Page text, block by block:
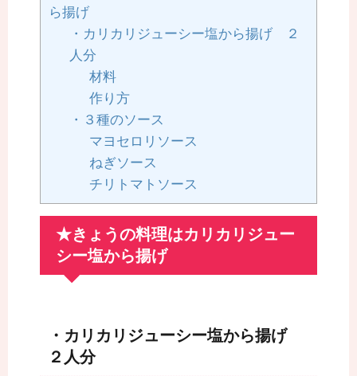
ら揚げ
・カリカリジューシー塩から揚げ ２
人分
材料
作り方
・３種のソース
マヨセロリソース
ねぎソース
チリトマトソース
★きょうの料理はカリカリジュー
シー塩から揚げ
・カリカリジューシー塩から揚げ
２人分